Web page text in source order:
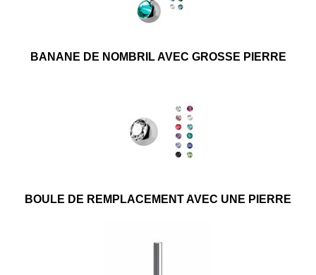
BANANE DE NOMBRIL AVEC GROSSE PIERRE
BOULE DE REMPLACEMENT AVEC UNE PIERRE